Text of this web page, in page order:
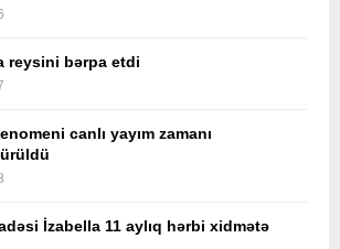
reysini bərpa etdi
canlı yayım zamanı
İzabella 11 aylıq hərbi xidmətə